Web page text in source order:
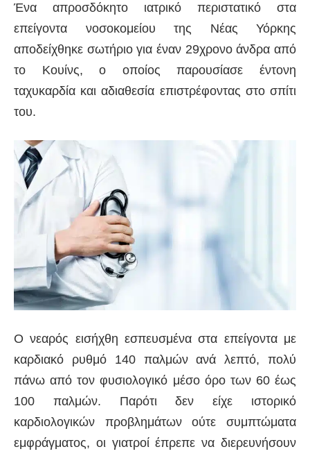
Ένα απροσδόκητο ιατρικό περιστατικό στα
επείγοντα νοσοκομείου της Νέας Υόρκης
αποδείχθηκε σωτήριο για έναν 29χρονο άνδρα από
το Κουίνς, ο οποίος παρουσίασε έντονη
ταχυκαρδία και αδιαθεσία επιστρέφοντας στο σπίτι
του.
Ο νεαρός εισήχθη εσπευσμένα στα επείγοντα με
καρδιακό ρυθμό 140 παλμών ανά λεπτό, πολύ
πάνω από τον φυσιολογικό μέσο όρο των 60 έως
100 παλμών. Παρότι δεν είχε ιστορικό
καρδιολογικών προβλημάτων ούτε συμπτώματα
εμφράγματος, οι γιατροί έπρεπε να διερευνήσουν